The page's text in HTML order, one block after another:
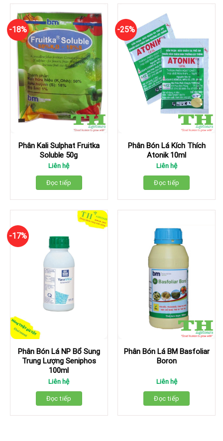
-18%
Phân Kali Sulphat Fruitka
Soluble 50g
Liên hệ
Đọc tiếp
-25%
Phân Bón Lá Kích Thích
Atonik 10ml
Liên hệ
Đọc tiếp
-17%
Phân Bón Lá NP Bổ Sung
Trung Lượng Seniphos
100ml
Liên hệ
Đọc tiếp
Phân Bón Lá BM Basfoliar
Boron
Liên hệ
Đọc tiếp